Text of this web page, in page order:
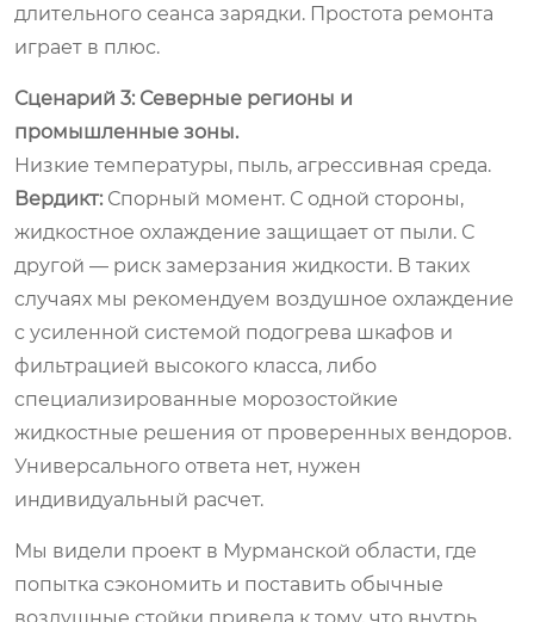
длительного сеанса зарядки. Простота ремонта
играет в плюс.
Сценарий 3: Северные регионы и
промышленные зоны.
Низкие температуры, пыль, агрессивная среда.
Вердикт: Спорный момент. С одной стороны,
жидкостное охлаждение защищает от пыли. С
другой — риск замерзания жидкости. В таких
случаях мы рекомендуем воздушное охлаждение
с усиленной системой подогрева шкафов и
фильтрацией высокого класса, либо
специализированные морозостойкие
жидкостные решения от проверенных вендоров.
Универсального ответа нет, нужен
индивидуальный расчет.
Мы видели проект в Мурманской области, где
попытка сэкономить и поставить обычные
воздушные стойки привела к тому, что внутрь